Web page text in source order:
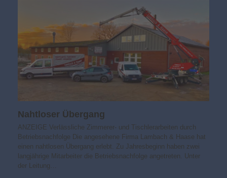
Nahtloser Übergang
ANZEIGE Verlässliche Zimmerer- und Tischlerarbeiten durch
Betriebsnachfolge Die angesehene Firma Lambach & Haase hat
einen nahtlosen Übergang erlebt. Zu Jahresbeginn haben zwei
langjährige Mitarbeiter die Betriebsnachfolge angetreten. Unter
der Leitung…